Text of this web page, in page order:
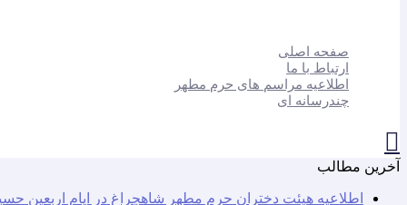
صفحه اصلی
ارتباط با ما
اطلاعیه مراسم های حرم مطهر
چندرسانه ای
آخرین مطالب
اطلاعیه هیئت دختران حرم مطهر شاهچراغ در ایام اربعین